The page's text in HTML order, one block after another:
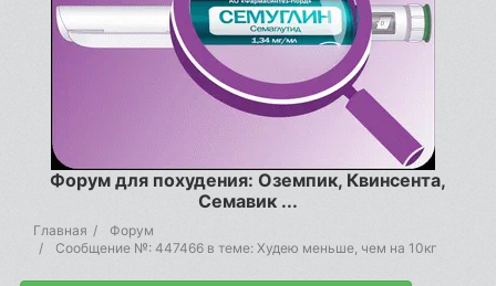
Форум для похудения: Оземпик, Квинсента,
Семавик ...
Главная
Форум
Сообщение №: 447466 в теме: Худею меньше, чем на 10кг